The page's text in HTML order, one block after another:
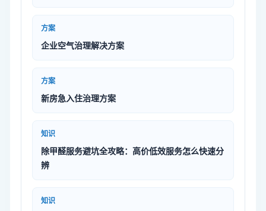
方案
企业空气治理解决方案
方案
新房急入住治理方案
知识
除甲醛服务避坑全攻略：高价低效服务怎么快速分
辨
知识